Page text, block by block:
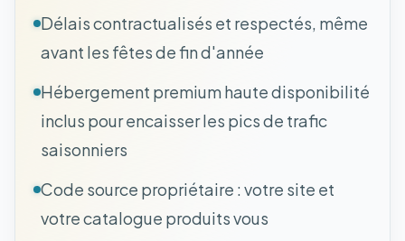
Délais contractualisés et respectés, même
avant les fêtes de fin d'année
Hébergement premium haute disponibilité
inclus pour encaisser les pics de trafic
saisonniers
Code source propriétaire : votre site et
votre catalogue produits vous